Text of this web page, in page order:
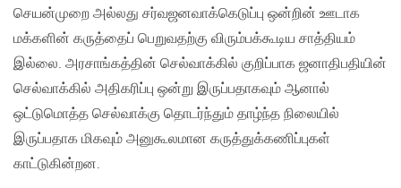
செயன்முறை அல்லது சர்வஜனவாக்கெடுப்பு ஒன்றின் ஊடாக
மக்களின் கருத்தைப் பெறுவதற்கு விரும்பக்கூடிய சாத்தியம்
இல்லை. அரசாங்கத்தின் செல்வாக்கில் குறிப்பாக ஜனாதிபதியின்
செல்வாக்கில் அதிகரிப்பு ஒன்று இருப்பதாகவும் ஆனால்
ஒட்டுமொத்த செல்வாக்கு தொடர்ந்தும் தாழ்ந்த நிலையில்
இருப்பதாக மிகவும் அனுகூலமான கருத்துக்கணிப்புகள்
காட்டுகின்றன.